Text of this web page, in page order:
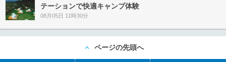
テーションで快適キャンプ体験
08月05日 11時30分
ページの先頭へ